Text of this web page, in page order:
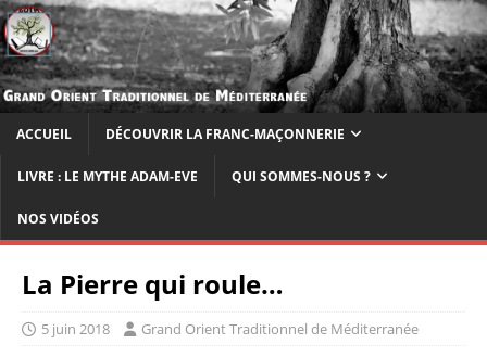
ACCUEIL DÉCOUVRIR LA FRANC-MAÇONNERIE
LIVRE : LE MYTHE ADAM-EVE QUI SOMMES-NOUS ?
NOS VIDÉOS
La Pierre qui roule…
5 juin 2018 Grand Orient Traditionnel de Méditerranée